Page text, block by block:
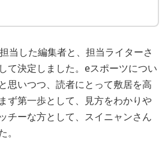
当した編集者と、担当ライターさ
て決定しました。eスポーツについ
思いつつ、読者にとって敷居を高
ず第一歩として、見方をわかりや
チーな方として、スイニャンさん